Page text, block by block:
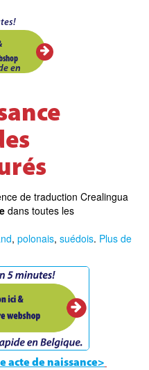
en
de traduction Crealingua
dans toutes les
, polonais, suédois. Plus de
acte de naissance>